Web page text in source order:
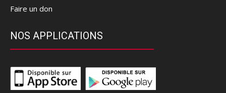
Faire un don
NOS APPLICATIONS